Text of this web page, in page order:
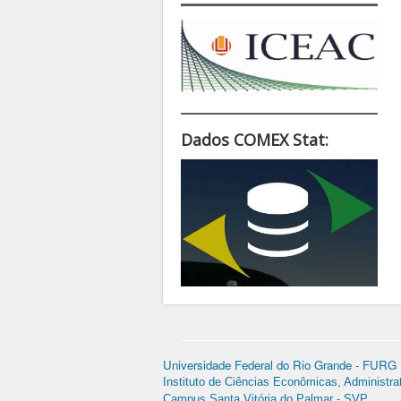
Dados COMEX Stat:
Universidade Federal do Rio Grande - FURG
Instituto de Ciências Econômicas,